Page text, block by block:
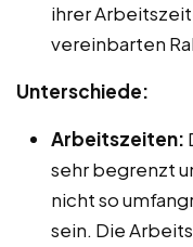
ihrer
vereinbarten
Unterschiede:
Arbeitszeiten:
sehr begrenzt
nicht so
sein. Die